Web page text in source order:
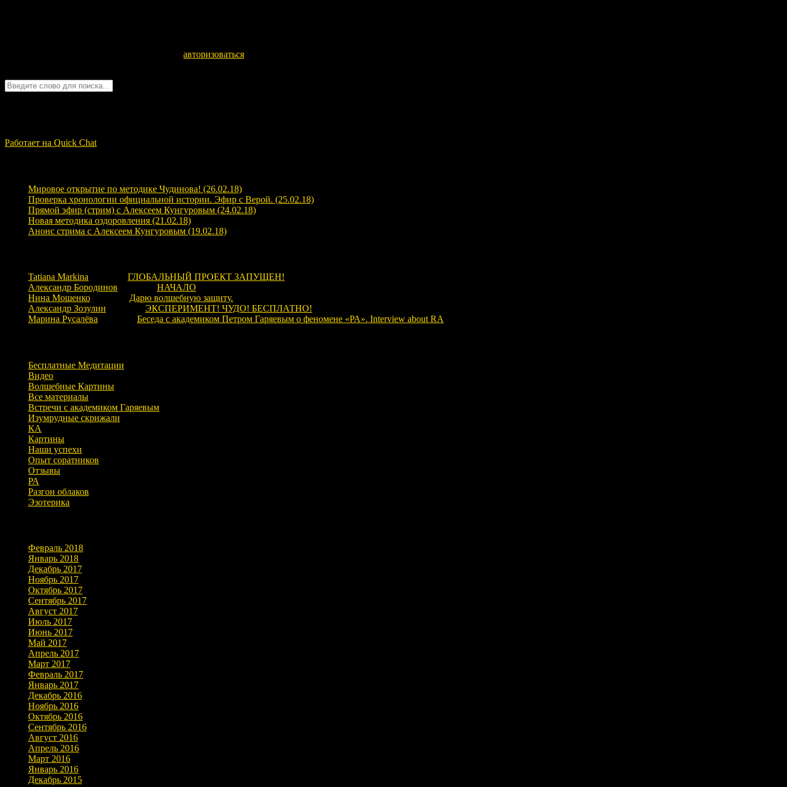
авторизоваться
Работает на Quick Chat
Мировое открытие по методике Чудинова! (26.02.18)
Проверка хронологии официальной истории. Эфир с Верой. (25.02.18)
Прямой эфир (стрим) с Алексеем Кунгуровым (24.02.18)
Новая методика оздоровления (21.02.18)
Анонс стрима с Алексеем Кунгуровым (19.02.18)
Tatiana Markina
ГЛОБАЛЬНЫЙ ПРОЕКТ ЗАПУЩЕН!
Александр Бородинов
НАЧАЛО
Нина Мошенко
Дарю волшебную защиту.
Александр Зозулин
ЭКСПЕРИМЕНТ! ЧУДО! БЕСПЛАТНО!
Марина Русалёва
Беседа с академиком Петром Гаряевым о феномене «РА». Interview about RA
Бесплатные Медитации
Видео
Волшебные Картины
Все материалы
Встречи с академиком Гаряевым
Изумрудные скрижали
КА
Картины
Наши успехи
Опыт соратников
Отзывы
РА
Разгон облаков
Эзотерика
Февраль 2018
Январь 2018
Декабрь 2017
Ноябрь 2017
Октябрь 2017
Сентябрь 2017
Август 2017
Июль 2017
Июнь 2017
Май 2017
Апрель 2017
Март 2017
Февраль 2017
Январь 2017
Декабрь 2016
Ноябрь 2016
Октябрь 2016
Сентябрь 2016
Август 2016
Апрель 2016
Март 2016
Январь 2016
Декабрь 2015